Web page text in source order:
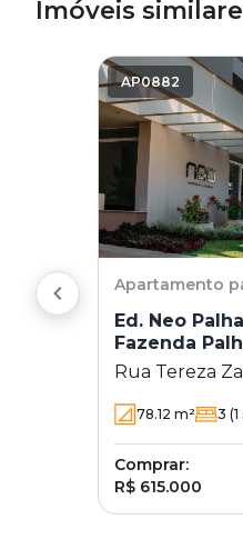
Imóveis
AP0882
Apartamento
Ed. Neo
Fazenda
Rua Tereza
Londrina - PR
78.12 m² 3
Comprar:
R$ 615.000